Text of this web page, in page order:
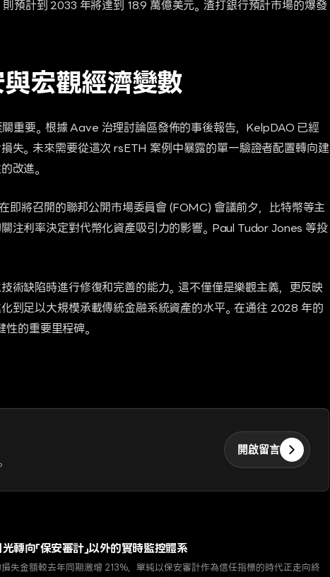
預計到 2033 年將達到 18.9 萬億美元。渣打銀行預計市場的爆發
宏觀經濟變數
重要。根據 Aave 治理討論區發佈的事後報告，KelpDAO 已經
失。未來需要從這次 rsETH 案例中暴露的單一驗證者配置轉向建
改進。
即將召開的聯邦公開市場委員會 (FOMC) 會議前夕，比特幣等主
注利率決定對代幣化資產吸引力的影響。Paul Tudor Jones 等投
術缺陷時進行修復和完善的能力。這不僅僅是樂觀主義，更反映
到足以大規模承載傳統金融系統資產的水平。在通往 2028 年的
的重要里程碑。
開啟留言
轉向「保安審計」以外的實時監控體系
失金額較去年同期激增 213%，單純以保安審計作為信任指標的時代正走向終